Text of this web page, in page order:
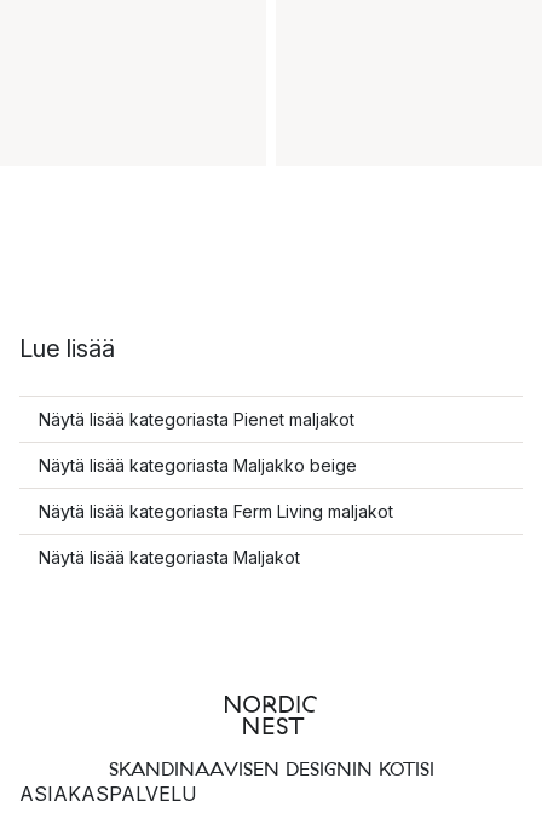
Lue lisää
Näytä lisää kategoriasta Pienet maljakot
Näytä lisää kategoriasta Maljakko beige
Näytä lisää kategoriasta Ferm Living maljakot
Näytä lisää kategoriasta Maljakot
SKANDINAAVISEN DESIGNIN KOTISI
ASIAKASPALVELU